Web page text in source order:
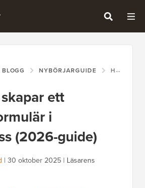
BLOGG NYBÖRJARGUIDE HUR MAN SKAPAR ETT KONTAKTFORMULÄR I WORDPRESS (2026-GUIDE)
ett
i
(2026-guide)
| 30 oktober 2025 | Läsarens